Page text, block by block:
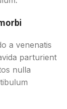
a venenatis
parturient
nulla